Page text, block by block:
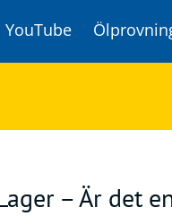
YouTube
– Är det